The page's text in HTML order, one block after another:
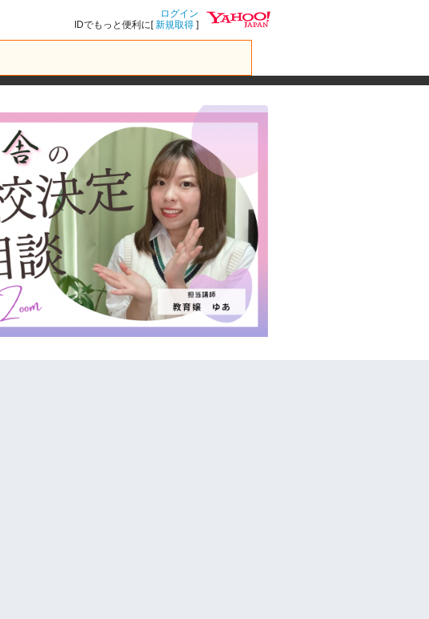
ログイン
IDでもっと便利に[新規取得 ]